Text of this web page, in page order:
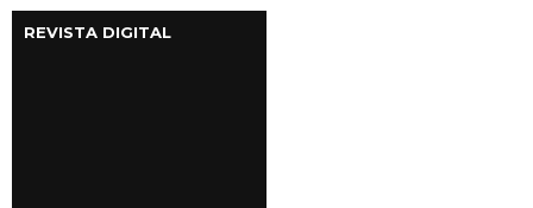
REVISTA DIGITAL